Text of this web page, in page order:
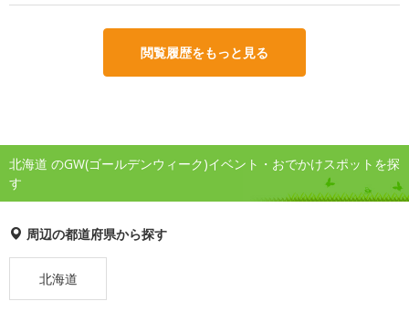
閲覧履歴をもっと見る
北海道 のGW(ゴールデンウィーク)イベント・おでかけスポットを探
す
周辺の都道府県から探す
北海道